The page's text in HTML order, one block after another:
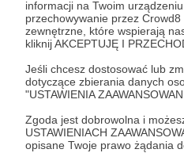
informacji na Twoim
przechowywanie przez
zewnętrzne, które wspierają
kliknij AKCEPTUJĘ I
Jeśli chcesz dostosować lub
dotyczące zbierania danych
"USTAWIENIA
Zgoda jest dobrowolna i
USTAWIENIACH
opisane Twoje prawo żądania
* Zapoznałem się i akceptuję
Prywatności.
* Wyrażam zgodę na
osobowych podanych w